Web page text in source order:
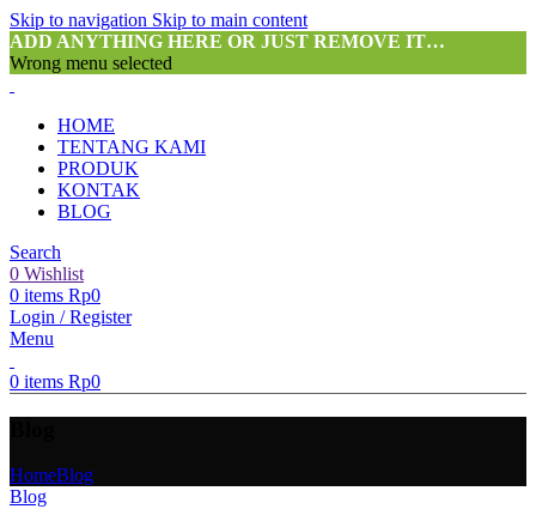
Skip to navigation Skip to main content
ADD ANYTHING HERE OR JUST REMOVE IT…
Wrong menu selected
HOME
TENTANG KAMI
PRODUK
KONTAK
BLOG
Search
0 Wishlist
0 items Rp0
Login / Register
Menu
0 items Rp0
HomeBlog
Blog